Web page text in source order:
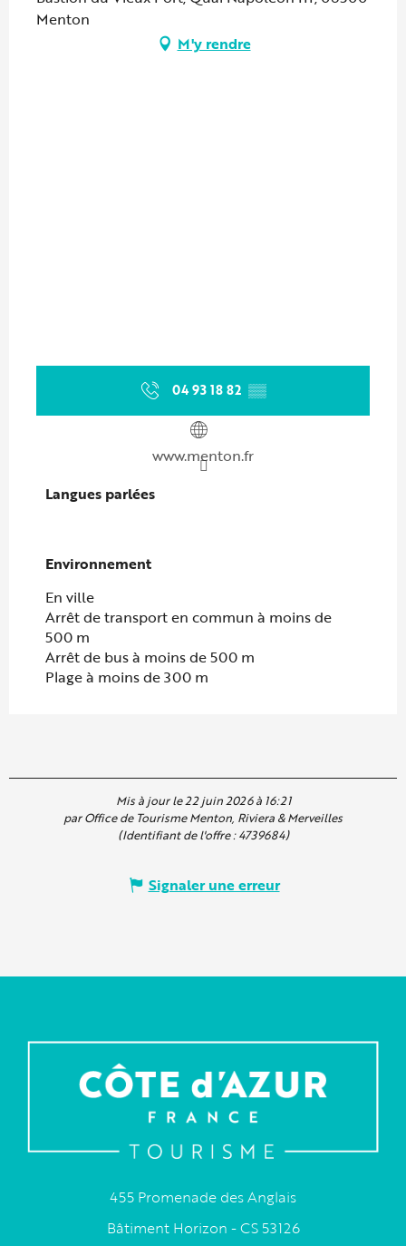
Menton
M'y rendre
04 93 18 82 ▒▒
www.menton.fr
Langues parlées
Langues parlées
Environnement
Environnement
En ville
Arrêt de transport en commun à moins de
500 m
Arrêt de bus à moins de 500 m
Plage à moins de 300 m
Mis à jour le 22 juin 2026 à 16:21
par Office de Tourisme Menton, Riviera & Merveilles
(Identifiant de l'offre :4739684)
Signaler une erreur
455 Promenade des Anglais
Bâtiment Horizon - CS 53126